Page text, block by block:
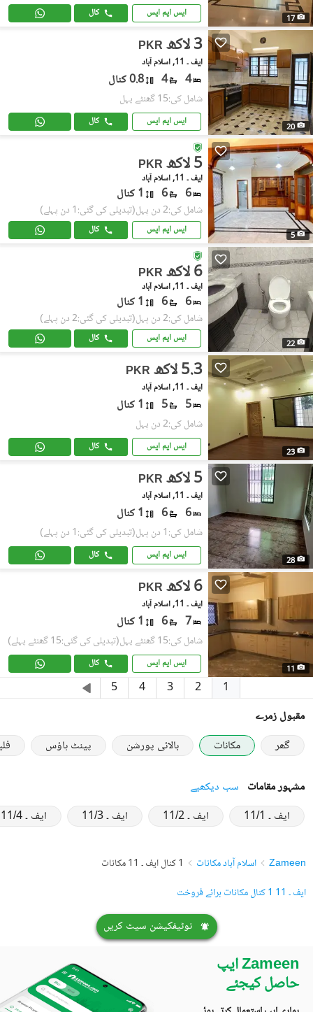
17 ایس ایم ایس کال
20
PKR 3 لاکھ
ایف ۔ 11, اسلام آباد
4
4 0.8 کنال
شامل کی:15 گھنٹے پہل
ایس ایم ایس کال
5
PKR 5 لاکھ
ایف ۔ 11, اسلام آباد
6
6 1 کنال
شامل کی:2 دن پہل (تبدیلی کی گئی:1 دن پہلے)
ایس ایم ایس کال
22
PKR 6 لاکھ
ایف ۔ 11, اسلام آباد
6
6 1 کنال
شامل کی:2 دن پہل (تبدیلی کی گئی:2 دن پہلے)
ایس ایم ایس کال
23
PKR 5.3 لاکھ
ایف ۔ 11, اسلام آباد
5
5 1 کنال
شامل کی:2 دن پہل
ایس ایم ایس کال
28
PKR 5 لاکھ
ایف ۔ 11, اسلام آباد
6
6 1 کنال
شامل کی:1 دن پہل (تبدیلی کی گئی:1 دن پہلے)
ایس ایم ایس کال
11
PKR 6 لاکھ
ایف ۔ 11, اسلام آباد
7
6 1 کنال
شامل کی:15 گھنٹے پہل (تبدیلی کی گئی:15 گھنٹے پہلے)
ایس ایم ایس کال
1
2
3
4
5
مقبول زمرے
گھر
مکانات بالائی پورشن پینٹ ہاؤس
مشہور مقامات سب دیکھیے
ایف ۔ 11/1
ایف ۔ 11/2 ایف ۔ 11/3 ایف ۔ 11/4
Zameen اسلام آباد مکانات
1 کنال ایف ۔ 11 مکانات
ایف ۔ 11 1 کنال مکانات برائے فروخت
نوٹیفکیشن سیٹ کریں
Zameen ایپ
حاصل کیجئے